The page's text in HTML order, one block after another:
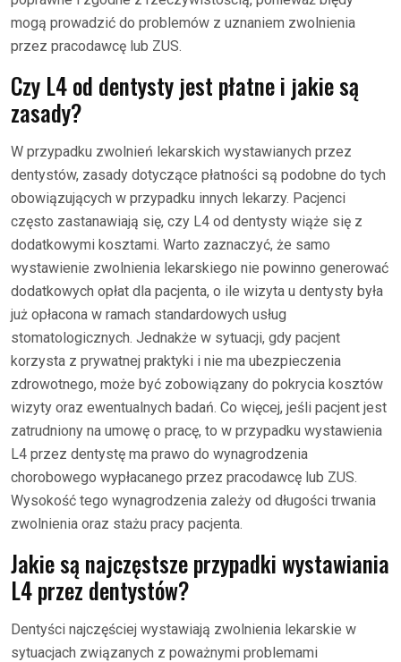
mogą prowadzić do problemów z uznaniem zwolnienia
przez pracodawcę lub ZUS.
Czy L4 od dentysty jest płatne i jakie są
zasady?
W przypadku zwolnień lekarskich wystawianych przez
dentystów, zasady dotyczące płatności są podobne do tych
obowiązujących w przypadku innych lekarzy. Pacjenci
często zastanawiają się, czy L4 od dentysty wiąże się z
dodatkowymi kosztami. Warto zaznaczyć, że samo
wystawienie zwolnienia lekarskiego nie powinno generować
dodatkowych opłat dla pacjenta, o ile wizyta u dentysty była
już opłacona w ramach standardowych usług
stomatologicznych. Jednakże w sytuacji, gdy pacjent
korzysta z prywatnej praktyki i nie ma ubezpieczenia
zdrowotnego, może być zobowiązany do pokrycia kosztów
wizyty oraz ewentualnych badań. Co więcej, jeśli pacjent jest
zatrudniony na umowę o pracę, to w przypadku wystawienia
L4 przez dentystę ma prawo do wynagrodzenia
chorobowego wypłacanego przez pracodawcę lub ZUS.
Wysokość tego wynagrodzenia zależy od długości trwania
zwolnienia oraz stażu pracy pacjenta.
Jakie są najczęstsze przypadki wystawiania
L4 przez dentystów?
Dentyści najczęściej wystawiają zwolnienia lekarskie w
sytuacjach związanych z poważnymi problemami